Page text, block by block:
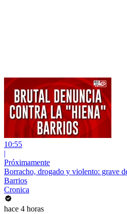
10:55
|
Próximamente
Borracho, drogado y violento: grave
Barrios
Cronica
hace 4 horas